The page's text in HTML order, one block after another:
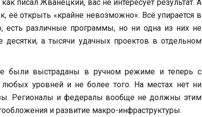
писал Жванецкий, вас не интересует результат. А
открыть «крайне невозможно». Всё упирается в
различные программы, но ни одна из них не
а тысячи удачных проектов в отдельном
были выстраданы в ручном режиме и теперь с
уровней и не более того. На местах нет ни
Регионалы и федералы вообще не должны этим
и развитие макро-инфраструктуры.